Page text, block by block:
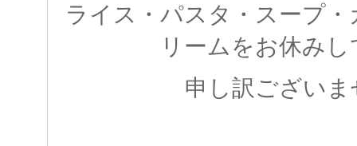
ライス・パスタ・スープ
リームをお休み
申し訳ござい